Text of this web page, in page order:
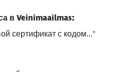
в Veinimaailmas:
сертификат с кодом..."